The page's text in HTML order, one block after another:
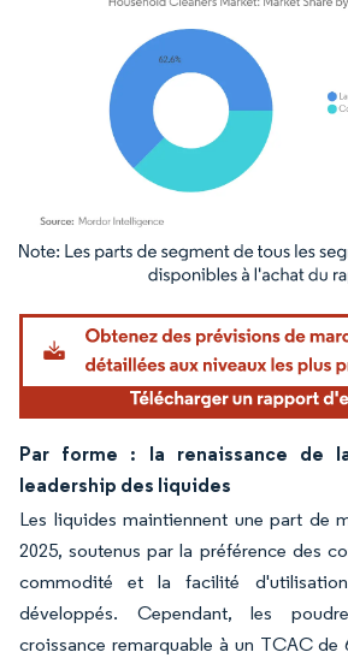
Image © Mordor Intelligence. La réutilisation
Par forme : la renaissance de
leadership des liquides
Les liquides maintiennent une part de
2025, soutenus par la préférence des
commodité et la facilité
développés. Cependant, les
croissance remarquable à un TCAC de